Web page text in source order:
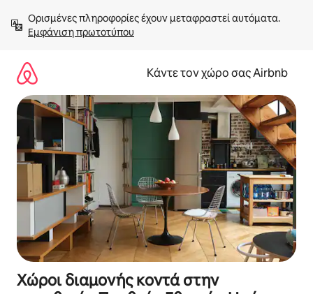
στο
περιεχόμενοΕμφάνιση πρωτοτύπου
Κάντε τον χώρο σας Airbnb
Χώροι διαμονής κοντά στην